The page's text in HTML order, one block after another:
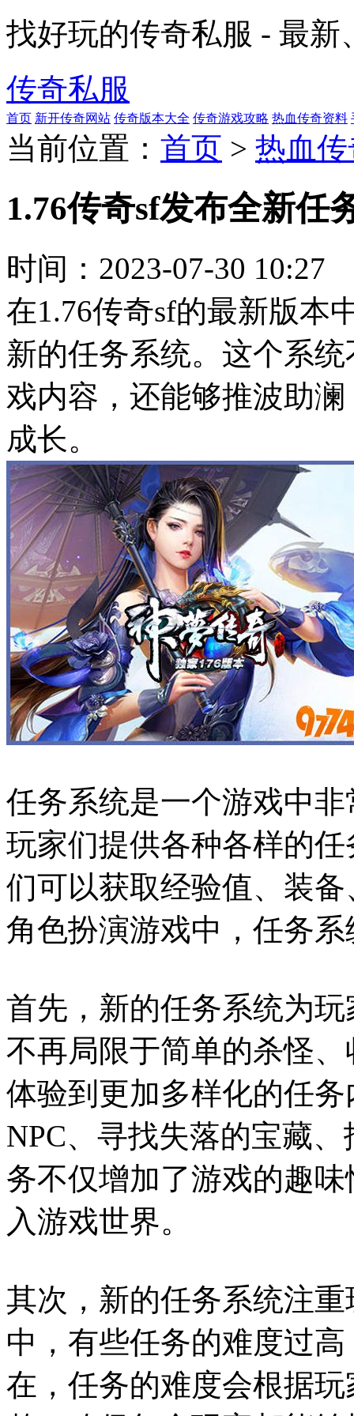
找好玩的传奇私服 - 最
传奇私服
首页 新开传奇网站 传奇版本大全 传奇游戏攻略 热血传奇资料
当前位置： 首页 > 热血
1.76传奇sf发布全新任
时间： 2023-07-30 10:27
在1.76传奇sf的最新版本
新的任务系统。这个系
戏内容，还能够推波助
成长。
任务系统是一个游戏中
玩家们提供各种各样的
们可以获取经验值、装
角色扮演游戏中，任务
首先，新的任务系统为
不再局限于简单的杀怪
体验到更加多样化的任
NPC、寻找失落的宝藏
务不仅增加了游戏的趣
入游戏世界。
其次，新的任务系统注
中，有些任务的难度过
在，任务的难度会根据